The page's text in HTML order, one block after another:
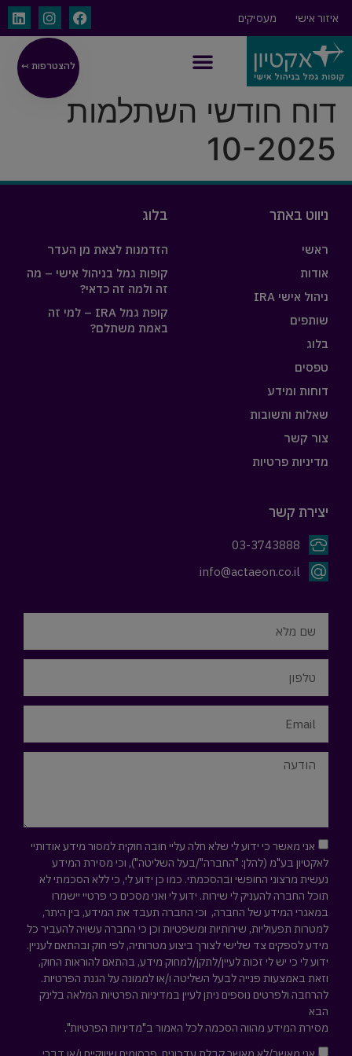
איזור אישי מעסיקים
להצטרפות ↢
דוח חודשי השתלמות
10-2025
ניווט באתר
ראשי
אודות
ניהול אישי IRA
שותפים
בלוג
טפסים
דוחות ומידע
שאלות ותשובות
צור קשר
מדיניות פרטיות
בלוג
הזדמנות לצאת מן העדר
קופות גמל בניהול אישי – מה
זה ולמה זה כדאי?
קופת גמל IRA – למי זה
באמת משתלם?
יצירת קשר
03-3743888
info@actaeon.co.il
אני מאשר כי ידוע לי שלא חלה עליי חובה חוקית למסור מידע אודותיי
לאקטיון בע"מ (להלן: "החברה"/בעל השליטה"), וכי מסירת המידע
נעשית מרצוני החופשי ובהסכמתי. כמו כן ידוע לי, כי ללא הסכמתי לא
תוכל החברה להעניק לי שירות. ידוע לי ואני מסכים כי פרטיי יישמרו
במאגרי המידע של החברה, וכי החברה תעבד את המידע, בין היתר,
למטרות תפעוליות, שירותיות ומשפטיות וכן כי החברה עשויה להעביר כל
מידע לספקים צד שלישי לצורך ביצוע מטרותיה, לפי חוק ובהתאם לעניין.
ידוע לי כי יש לי זכות לעיין/לתקן/למחוק מידע, בהתאם להוראות החוק,
וזאת באמצעות פנייה לבעל השליטה ו/או לממונה על הגנת הפרטיות.
להרחבה ולפרטים נוספים ניתן לעיין במדיניות הפרטיות המלאה בלינק
הבא
מסירת המידע מהווה הסכמה לכל האמור ב"מדיניות הפרטיות".